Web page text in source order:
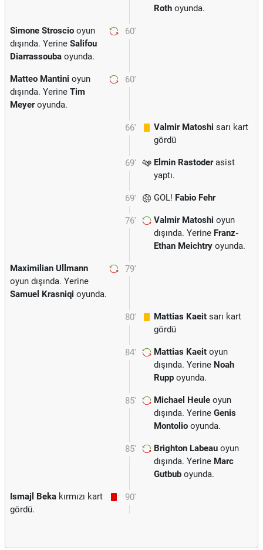
Roth oyunda.
60'
Simone Stroscio oyun
dışında. Yerine Salifou
Diarrassouba oyunda.
60'
Matteo Mantini oyun
dışında. Yerine Tim
Meyeroyunda.
66' Valmir Matoshi sarı kart
gördü
69' Elmin Rastoderasist
yaptı.
69' GOL! Fabio Fehr
76' Valmir Matoshi oyun
dışında. Yerine Franz-
Ethan Meichtry oyunda.
79'
Maximilian Ullmann
oyun dışında. Yerine
Samuel Krasniqi oyunda.
80' Mattias Kaeit sarı kart
gördü
84' Mattias Kaeit oyun
dışında. Yerine Noah
Rupp oyunda.
85' Michael Heule oyun
dışında. Yerine Genis
Montolio oyunda.
85' Brighton Labeau oyun
dışında. Yerine Marc
Gutbub oyunda.
90'
Ismajl Beka kırmızı kart
gördü.